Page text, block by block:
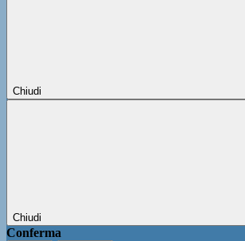
Chiudi
Chiudi
Conferma